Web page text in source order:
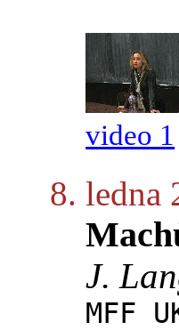
video 1
8. ledna
J.
MFF